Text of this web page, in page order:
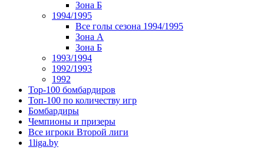
Зона Б
1994/1995
Все голы сезона 1994/1995
Зона А
Зона Б
1993/1994
1992/1993
1992
Top-100 бомбардиров
Топ-100 по количеству игр
Бомбардиры
Чемпионы и призеры
Все игроки Второй лиги
1liga.by